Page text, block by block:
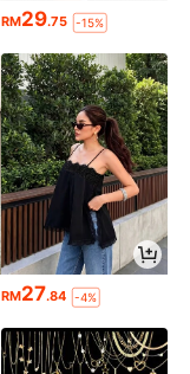
RM29.75 -15%
RM27.84 -4%